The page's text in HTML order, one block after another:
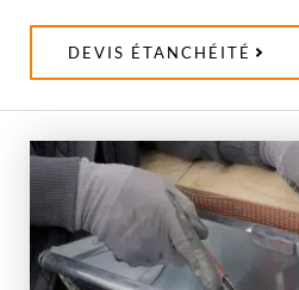
DEVIS ÉTANCHÉITÉ